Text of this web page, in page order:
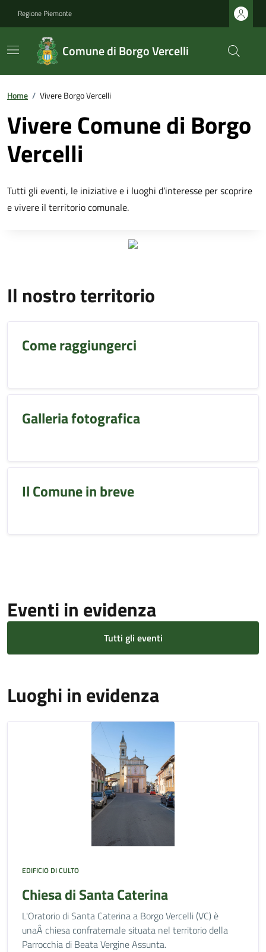
Regione Piemonte
Comune di Borgo Vercelli
Home / Vivere Borgo Vercelli
Vivere Comune di Borgo
Vercelli
Tutti gli eventi, le iniziative e i luoghi d’interesse per scoprire
e vivere il territorio comunale.
Il nostro territorio
Come raggiungerci
Galleria fotografica
Il Comune in breve
Eventi in evidenza
Tutti gli eventi
Luoghi in evidenza
EDIFICIO DI CULTO
Chiesa di Santa Caterina
L'Oratorio di Santa Caterina a Borgo Vercelli (VC) è
unaÂ chiesa confraternale situata nel territorio della
Parrocchia di Beata Vergine Assunta.